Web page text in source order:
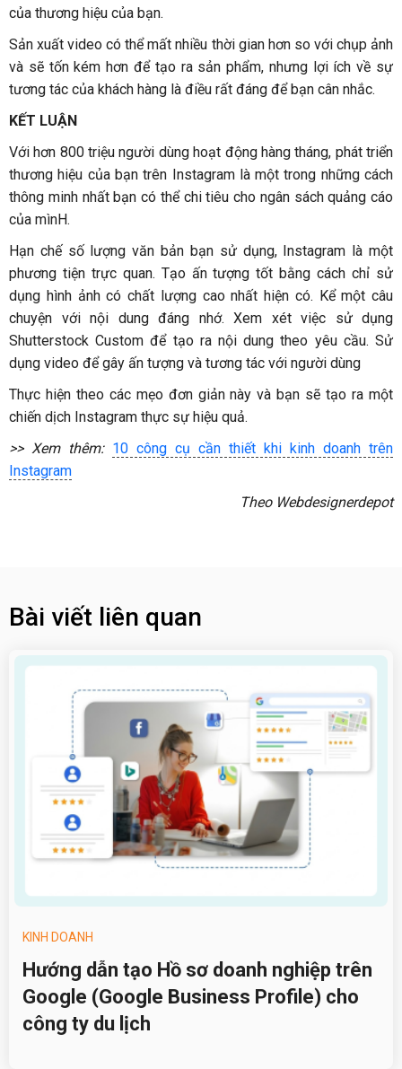
của thương hiệu của bạn.
Sản xuất video có thể mất nhiều thời gian hơn so với chụp ảnh
và sẽ tốn kém hơn để tạo ra sản phẩm, nhưng lợi ích về sự
tương tác của khách hàng là điều rất đáng để bạn cân nhắc.
KẾT LUẬN
Với hơn 800 triệu người dùng hoạt động hàng tháng, phát triển
thương hiệu của bạn trên Instagram là một trong những cách
thông minh nhất bạn có thể chi tiêu cho ngân sách quảng cáo
của mìnH.
Hạn chế số lượng văn bản bạn sử dụng, Instagram là một
phương tiện trực quan. Tạo ấn tượng tốt bằng cách chỉ sử
dụng hình ảnh có chất lượng cao nhất hiện có. Kể một câu
chuyện với nội dung đáng nhớ. Xem xét việc sử dụng
Shutterstock Custom để tạo ra nội dung theo yêu cầu. Sử
dụng video để gây ấn tượng và tương tác với người dùng
Thực hiện theo các mẹo đơn giản này và bạn sẽ tạo ra một
chiến dịch Instagram thực sự hiệu quả.
>> Xem thêm: 10 công cụ cần thiết khi kinh doanh trên
Instagram
Theo Webdesignerdepot
Bài viết liên quan
KINH DOANH
Hướng dẫn tạo Hồ sơ doanh nghiệp trên
Google (Google Business Profile) cho
công ty du lịch